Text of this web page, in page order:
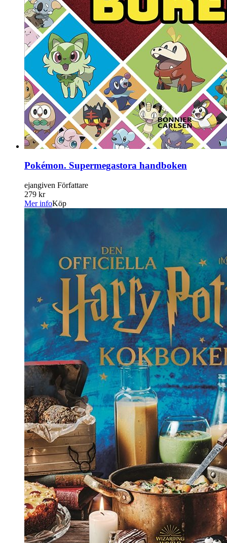
Pokémon. Supermegastora handboken
ejangiven Författare
279 kr
Mer infoKöp